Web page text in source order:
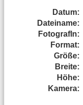
Datum:
Dateiname:
FotografIn:
Format:
Größe:
Breite:
Höhe:
Kamera: